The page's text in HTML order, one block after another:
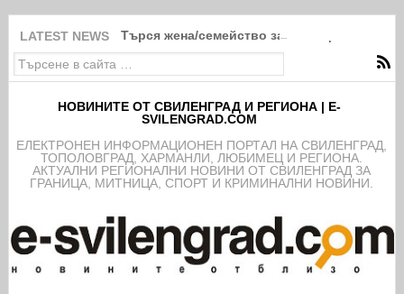
LATEST NEWS Търся жена/семейство за помощ в
НОВИНИТЕ ОТ СВИЛЕНГРАД И РЕГИОНА | E-
SVILENGRAD.COM
EЛЕКТРОНЕН ИНФОРМАЦИОНЕН ПОРТАЛ НА СВИЛЕНГРАД,
ТОПОЛОВГРАД, ХАРМАНЛИ, ЛЮБИМЕЦ И РЕГИОНА.
АКТУАЛНИ РЕГИОНАЛНИ НОВИНИ ОТ СВИЛЕНГРАД ЗА
ГРАНИЦА, МИТНИЦА, СПОРТ И КРИМИНАЛНИ НОВИНИ.